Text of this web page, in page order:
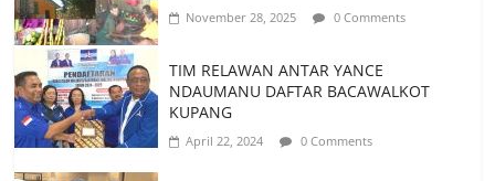
November 28, 2025 0 Comments
TIM RELAWAN ANTAR YANCE
NDAUMANU DAFTAR BACAWALKOT
KUPANG
April 22, 2024 0 Comments